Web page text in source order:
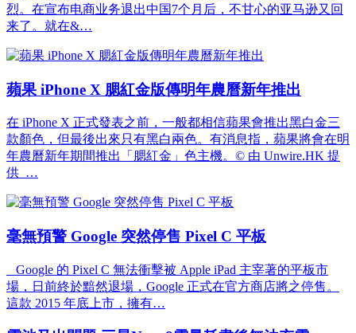
烈。在宣布电商业务退出中国7个月后，不甘心的亚马逊又回
来了。就在&…
蘋果 iPhone X 腮紅金版傳明年農曆新年推出
在 iPhone X 正式發表之前，一般都相信蘋果會推出黑白金三
款顏色，但最後出來只有黑白兩色。有消息指，蘋果將會在明
年農曆新年期間推出「腮紅金」色主機。© 由 Unwire.HK 提
供 …
毫無預警 Google 突然停售 Pixel C 平板
Google 的 Pixel C 無法衝擊被 Apple iPad 主宰著的平板市
場，日前終於黯然退場，Google 正式在官方商店將之停售。
這款 2015 年底上市，擁有…